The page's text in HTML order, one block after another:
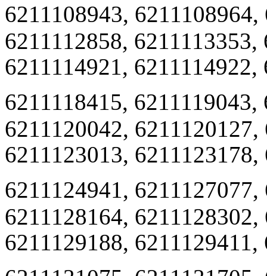
6211108943,
6211112858, 6211113353,
6211114921,
6211118415,
6211120042, 6211120127,
6211123013,
6211124941,
6211128164, 6211128302,
6211129188,